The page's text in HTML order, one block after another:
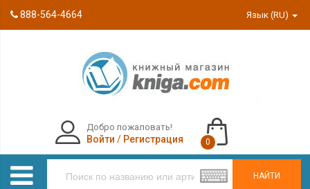
888-564-4664 Язык (RU)
НАЙТИ
Добро пожаловать!
Войти / Регистрация 0